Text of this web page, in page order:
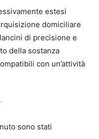
estesi
domiciliare
di precisione e
della sostanza
con un’attività
sono stati